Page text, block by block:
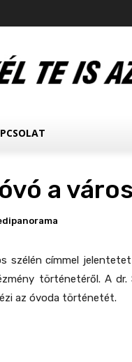
a
szélén címmel
történetéről. A
az óvoda történetét.